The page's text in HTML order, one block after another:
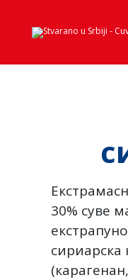
30% суве
сириарска